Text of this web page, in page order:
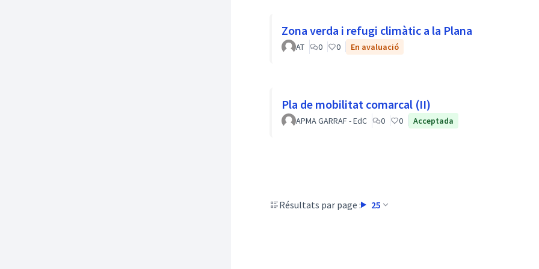
Zona verda i refugi climàtic a la Plana
AT 0 0 En avaluació
Pla de mobilitat comarcal (II)
APMA GARRAF - EdC 0 0 Acceptada
Résultats par page : 25